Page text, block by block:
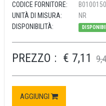
CODICE FORNITORE:
UNITÀ DI MISURA:
NR
DISPONIBILITÀ:
PREZZO : € 7,11
AGGIUNGI